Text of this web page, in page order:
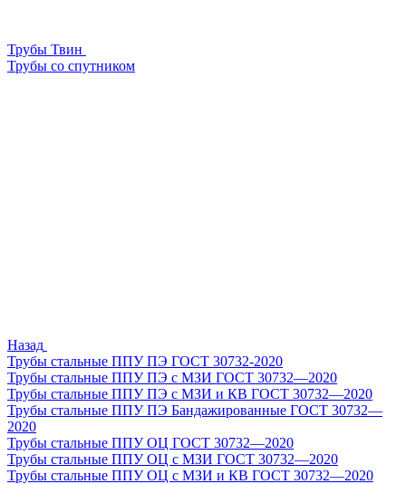
Трубы Твин
Трубы со спутником
Назад
Трубы стальные ППУ ПЭ ГОСТ 30732-2020
Трубы стальные ППУ ПЭ с МЗИ ГОСТ 30732—2020
Трубы стальные ППУ ПЭ с МЗИ и КВ ГОСТ 30732—2020
Трубы стальные ППУ ПЭ Бандажированные ГОСТ 30732—
2020
Трубы стальные ППУ ОЦ ГОСТ 30732—2020
Трубы стальные ППУ ОЦ с МЗИ ГОСТ 30732—2020
Трубы стальные ППУ ОЦ с МЗИ и КВ ГОСТ 30732—2020